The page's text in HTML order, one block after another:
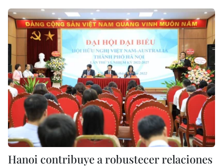
Hanoi contribuye a robustecer relaciones